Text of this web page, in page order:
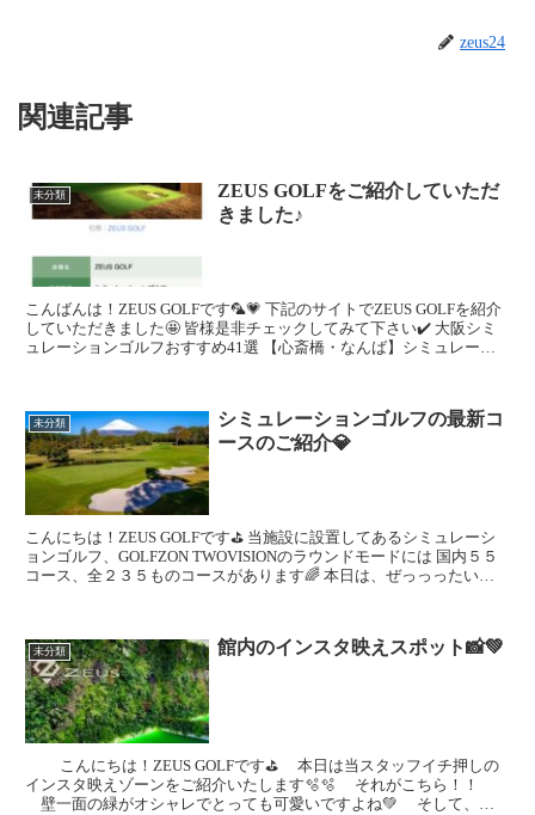
zeus24
関連記事
未分類
ZEUS GOLFをご紹介していただ
きました♪
こんばんは！ZEUS GOLFです🦜💗 下記のサイトでZEUS GOLFを紹介
していただきました🤩 皆様是非チェックしてみて下さい✔️ 大阪シミ
ュレーションゴルフおすすめ41選 【心斎橋・なんば】シミュレーシ
未分類
シミュレーションゴルフの最新コ
ースのご紹介💎
こんにちは！ZEUS GOLFです⛳ 当施設に設置してあるシミュレーシ
ョンゴルフ、GOLFZON TWOVISIONのラウンドモードには 国内５５
コース、全２３５ものコースがあります🌈 本日は、ぜっっったいに
未分類 館内のインスタ映えスポット📸💚
こんにちは！ZEUS GOLFです⛳ 本日は当スタッフイチ押しの
インスタ映えゾーンをご紹介いたします🫧🫧 それがこちら！！
壁一面の緑がオシャレでとっても可愛いですよね💚 そして、そ